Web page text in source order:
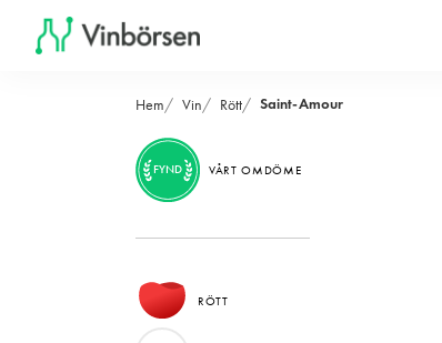
Hem Vin Rött Saint-Amour
FYND VÅRT OMDÖME
RÖTT